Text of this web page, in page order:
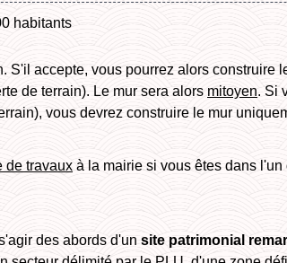
habitants
accepte, vous pourrez alors construire
de terrain). Le mur sera alors mitoyen. Si
vous devrez construire le mur
de travaux à la mairie si vous êtes dans l'un
des abords d'un site patrimonial